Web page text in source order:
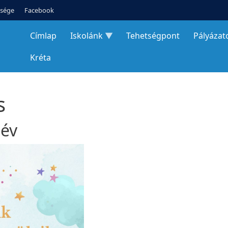
Facebook
Címlap Iskolánk Tehetségpont
Kréta